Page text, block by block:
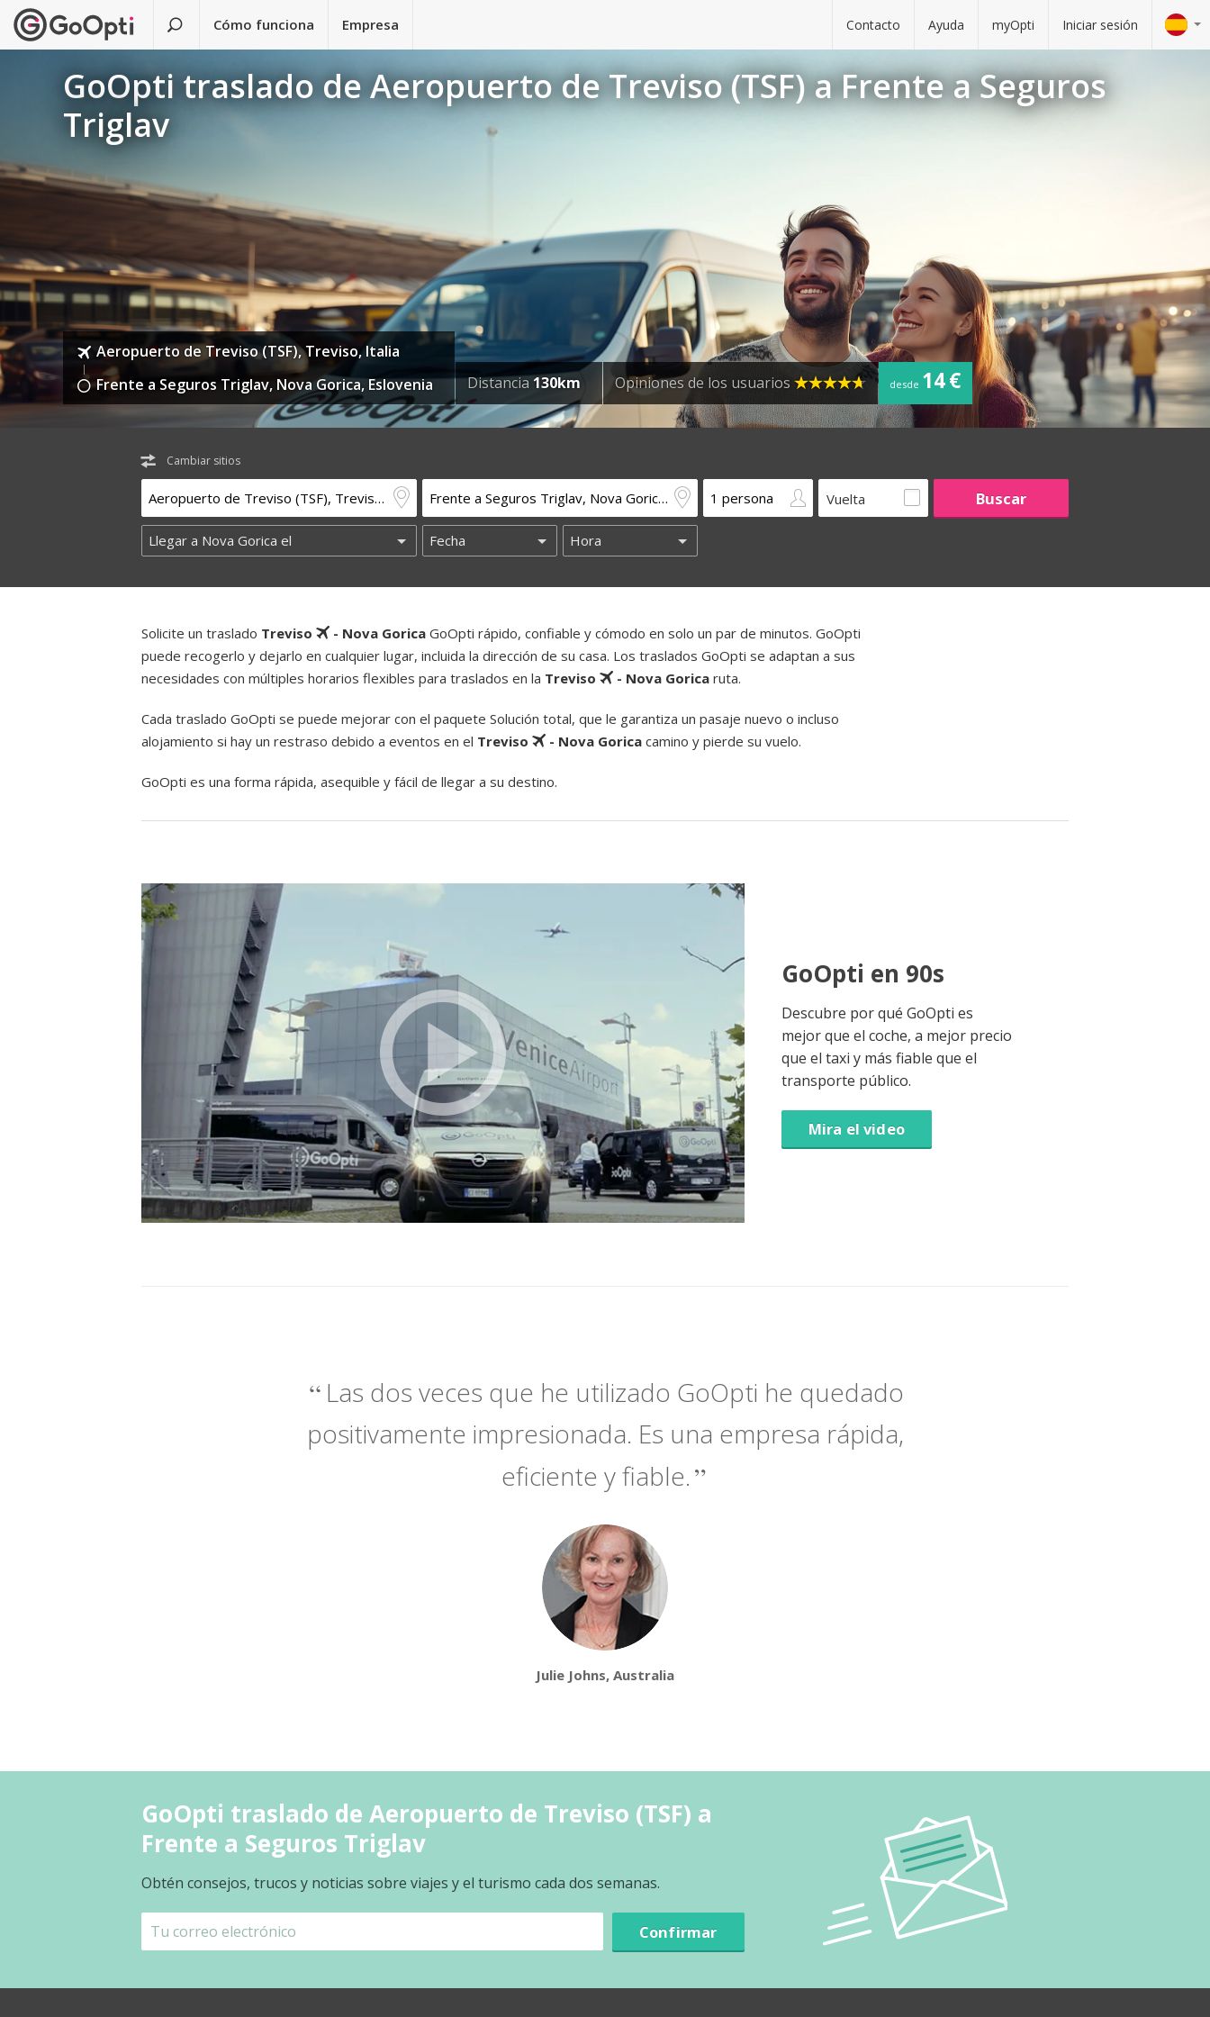
Cómo funciona Empresa Contacto Ayuda myOpti Iniciar sesión
GoOpti traslado de Aeropuerto de Treviso (TSF) a Frente a Seguros
Triglav
Aeropuerto de Treviso (TSF), Treviso, Italia
Frente a Seguros Triglav, Nova Gorica, Eslovenia
Distancia 130km Opiniones de los usuarios desde 14 €
Cambiar sitios
Vuelta
Solicite un traslado Treviso - Nova Gorica GoOpti rápido, confiable y cómodo en solo un par de minutos. GoOpti
puede recogerlo y dejarlo en cualquier lugar, incluida la dirección de su casa. Los traslados GoOpti se adaptan a sus
necesidades con múltiples horarios flexibles para traslados en la Treviso - Nova Gorica ruta.
Cada traslado GoOpti se puede mejorar con el paquete Solución total, que le garantiza un pasaje nuevo o incluso
alojamiento si hay un restraso debido a eventos en el Treviso - Nova Gorica camino y pierde su vuelo.
GoOpti es una forma rápida, asequible y fácil de llegar a su destino.
GoOpti en 90s
Descubre por qué GoOpti es
mejor que el coche, a mejor precio
que el taxi y más fiable que el
transporte público.
Mira el video
Las dos veces que he utilizado GoOpti he quedado
positivamente impresionada. Es una empresa rápida,
eficiente y fiable.
Julie Johns, Australia
GoOpti traslado de Aeropuerto de Treviso (TSF) a
Frente a Seguros Triglav
Obtén consejos, trucos y noticias sobre viajes y el turismo cada dos semanas.
Confirmar